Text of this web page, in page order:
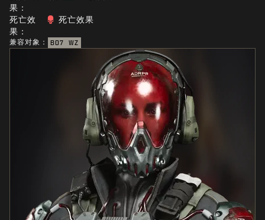
果：
死亡效
果：
死亡效果
兼容对象： BO7 WZ